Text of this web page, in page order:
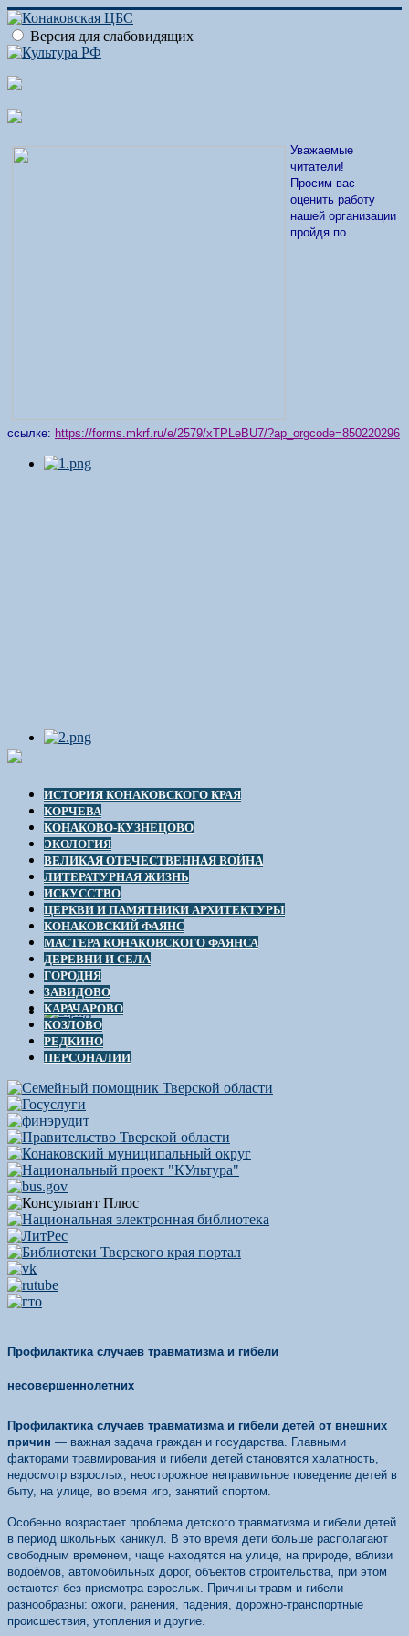
Версия для слабовидящих
Уважаемые
читатели!
Просим вас
оценить работу
нашей организации
пройдя по
ссылке: https://forms.mkrf.ru/e/2579/xTPLeBU7/?ap_orgcode=850220296
ИСТОРИЯ КОНАКОВСКОГО КРАЯ
КОРЧЕВА
КОНАКОВО-КУЗНЕЦОВО
ЭКОЛОГИЯ
ВЕЛИКАЯ ОТЕЧЕСТВЕННАЯ ВОЙНА
ЛИТЕРАТУРНАЯ ЖИЗНЬ
ИСКУССТВО
ЦЕРКВИ И ПАМЯТНИКИ АРХИТЕКТУРЫ
КОНАКОВСКИЙ ФАЯНС
МАСТЕРА КОНАКОВСКОГО ФАЯНСА
ДЕРЕВНИ И СЕЛА
ГОРОДНЯ
ЗАВИДОВО
КАРАЧАРОВО
КОЗЛОВО
РЕДКИНО
ПЕРСОНАЛИИ
Профилактика случаев травматизма и гибели
несовершеннолетних
Профилактика случаев травматизма и гибели детей от внешних
причин — важная задача граждан и государства. Главными
факторами травмирования и гибели детей становятся халатность,
недосмотр взрослых, неосторожное неправильное поведение детей в
быту, на улице, во время игр, занятий спортом.
Особенно возрастает проблема детского травматизма и гибели детей
в период школьных каникул. В это время дети больше располагают
свободным временем, чаще находятся на улице, на природе, вблизи
водоёмов, автомобильных дорог, объектов строительства, при этом
остаются без присмотра взрослых. Причины травм и гибели
разнообразны: ожоги, ранения, падения, дорожно-транспортные
происшествия, утопления и другие.